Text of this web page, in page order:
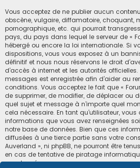
Vous acceptez de ne publier aucun
obscène, vulgaire, diffamatoire, choquant,
pornographique, etc. qui pourrait
pays, du pays dans lequel le serveur de «
hébergé ou encore la loi internationale. Si
dispositions, vous vous exposez à un
définitif et nous nous réservons le droit
d’accès à internet et les autorités officielles.
messages est enregistrée afin d’aider au
conditions. Vous acceptez le fait que «
de supprimer, de modifier, de déplacer ou
quel sujet et message à n’importe quel
cela nécessaire. En tant qu’utilisateur,
informations que vous avez renseignées
notre base de données. Bien que ces
diffusées à une tierce partie sans votre
Auverland », ni phpBB, ne pourront être
en cas de tentative de piratage
vos données.